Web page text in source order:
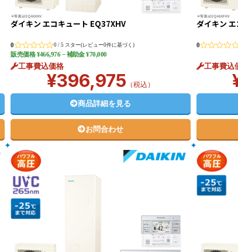
ダイキン エコキュート EQ37XHV
0 0 / 5 スター(レビュー0件に基づく)
販売価格¥466,976 − 補助金 ¥70,000
工事費込価格
¥396,975 （税込）
商品詳細を見る
お問合わせ
ダイキン
0
工事費込